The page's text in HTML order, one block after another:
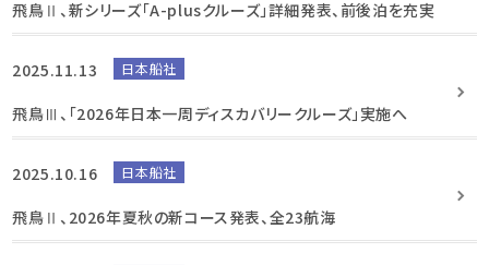
飛鳥Ⅱ、新シリーズ「A-plusクルーズ」詳細発表、前後泊を充実
2025.11.13 日本船社
飛鳥Ⅲ、「2026年日本一周ディスカバリークルーズ」実施へ
2025.10.16 日本船社
飛鳥Ⅱ、2026年夏秋の新コース発表、全23航海